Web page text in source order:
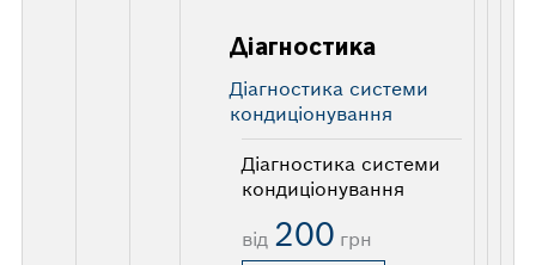
Діагностика
Діагностика системи
кондиціонування
Діагностика системи
кондиціонування
від 200 грн